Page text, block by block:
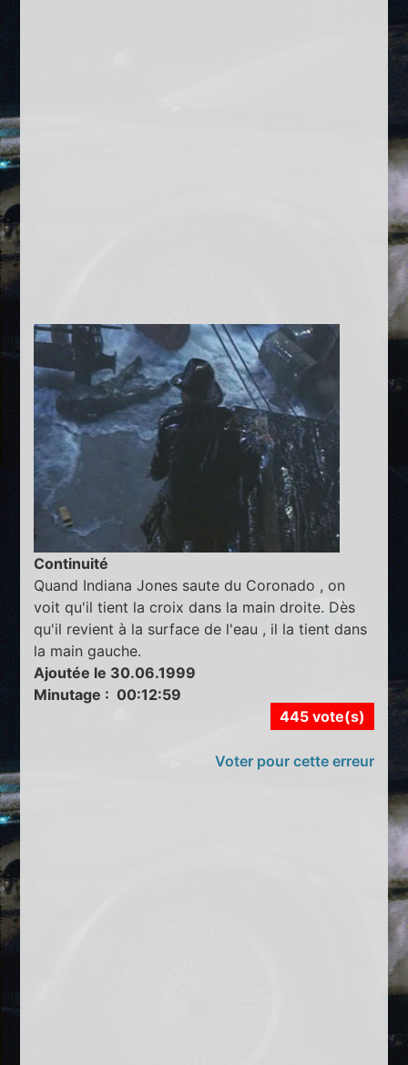
Continuité
Quand Indiana Jones saute du Coronado , on
voit qu'il tient la croix dans la main droite. Dès
qu'il revient à la surface de l'eau , il la tient dans
la main gauche.
Ajoutée le 30.06.1999
Minutage : 00:12:59
445 vote(s)
Voter pour cette erreur